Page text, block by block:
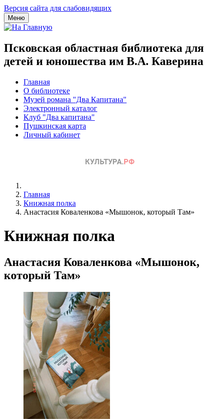
Версия сайта для слабовидящих
Меню
Псковская областная библиотека для
детей и юношества им В.А. Каверина
Главная
О библиотеке
Музей романа "Два Капитана"
Электронный каталог
Клуб "Два капитана"
Пушкинская карта
Личный кабинет
Главная
Книжная полка
Анастасия Коваленкова «Мышонок, который Там»
Книжная полка
Анастасия Коваленкова «Мышонок,
который Там»